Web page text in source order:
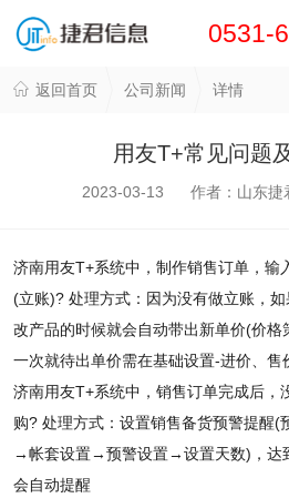
0531-
返回首页 公司新闻 详情
用友T+常见问题
2023-03-13 作者：山东
济南用友T+系统中，制作销售订单，输
(立账)? 处理方式：因为没有做立账，
改产品的时候就会自动带出新单价(价格
一次就待出单价需在基础设置-进价、售
济南用友T+系统中，销售订单完成后，
购? 处理方式：设置销售备货预警提醒
→帐套设置→预警设置→设置天数)，达
会自动提醒